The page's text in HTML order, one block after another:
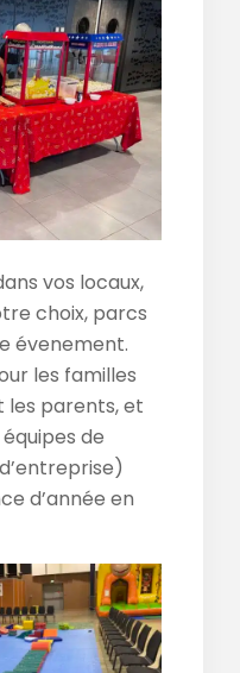
vos locaux,
choix, parcs
évenement.
les familles
les parents, et
de
d’année en